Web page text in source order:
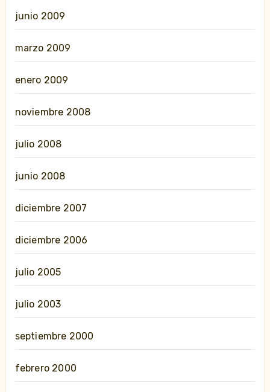
junio 2009
marzo 2009
enero 2009
noviembre 2008
julio 2008
junio 2008
diciembre 2007
diciembre 2006
julio 2005
julio 2003
septiembre 2000
febrero 2000